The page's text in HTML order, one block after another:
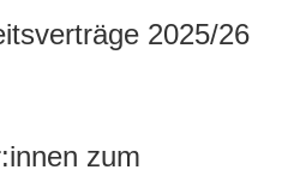
2025/26
zum